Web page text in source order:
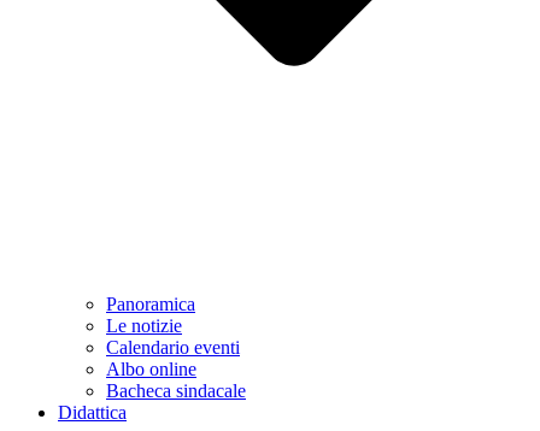
Panoramica
Le notizie
Calendario eventi
Albo online
Bacheca sindacale
Didattica